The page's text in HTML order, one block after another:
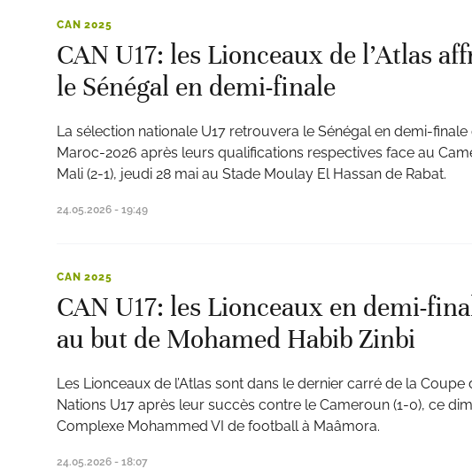
CAN 2025
CAN U17: les Lionceaux de l’Atlas
le Sénégal en demi-finale
La sélection nationale U17 retrouvera le Sénégal en demi-finale
Maroc-2026 après leurs qualifications respectives face au
Mali (2-1), jeudi 28 mai au Stade Moulay El Hassan de Rabat.
24.05.2026 - 19:49
CAN 2025
CAN U17: les Lionceaux en demi-
au but de Mohamed Habib Zinbi
Les Lionceaux de l’Atlas sont dans le dernier carré de la Coupe
Nations U17 après leur succès contre le Cameroun (1-0), ce
Complexe Mohammed VI de football à Maâmora.
24.05.2026 - 18:07